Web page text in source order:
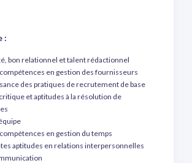
:
bon relationnel et talent rédactionnel
en gestion des fournisseurs
des pratiques de recrutement de base
et aptitudes à la résolution de
en gestion du temps
aptitudes en relations interpersonnelles